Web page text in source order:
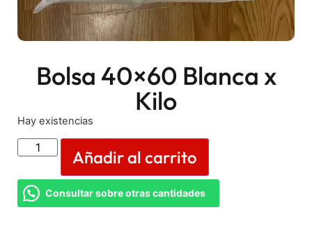
Bolsa 40×60 Blanca x
Kilo
Hay existencias
Añadir al carrito
Consultar sobre otras cantidades